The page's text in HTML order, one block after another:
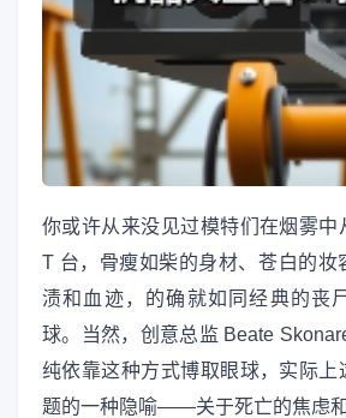
你或许从来没见过模特们在烟雾中
T 台，骨瘦如柴的身材、苍白的妆
渍和血迹，的确就如同经典的丧
球。当然，创意总监 Beate
纯依靠这种方式博取眼球，实际上
题的一种隐喻——关于死亡的焦虑和